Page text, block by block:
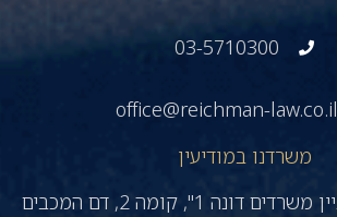
03-5710300
office@reichman-law.co.il
משרדנו במודיעין
Rooms -"בניין משרדים דונה 1", קומה 2, דם המכבים